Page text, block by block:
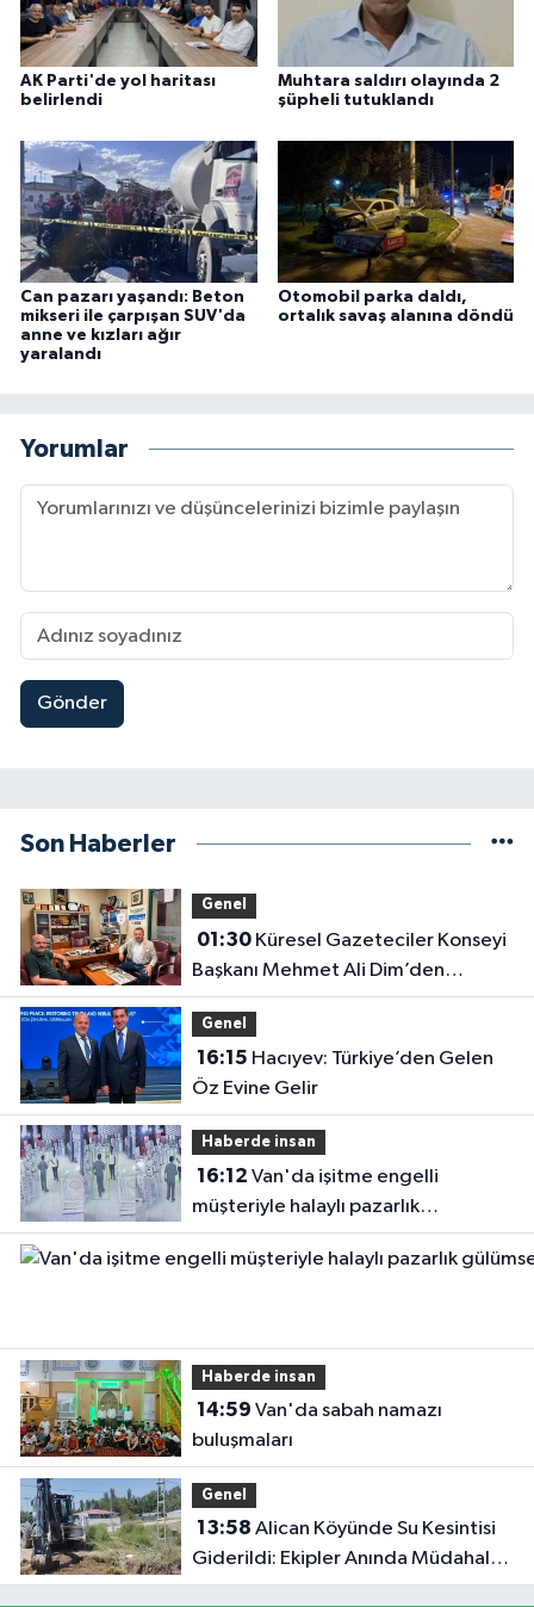
AK Parti'de yol haritası
belirlendi
Muhtara saldırı olayında 2
şüpheli tutuklandı
Can pazarı yaşandı: Beton
mikseri ile çarpışan SUV'da
anne ve kızları ağır
yaralandı
Otomobil parka daldı,
ortalık savaş alanına döndü
Yorumlar
Gönder
Son Haberler
Genel
01:30Küresel Gazeteciler Konseyi
Başkanı Mehmet Ali Dim’den
Gazetemize Ziyaret
Genel
16:15
Öz Evine Gelir
Haberde insan
16:12
müşteriyle halaylı pazarlık
gülümsetti
Haberde insan
14:59
buluşmaları
Genel
13:58
Giderildi: Ekipler Anında Müdahale
Etti